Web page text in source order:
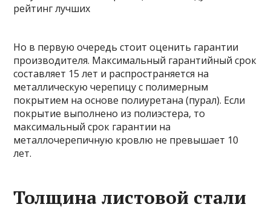
Но в первую очередь стоит оценить гарантии
производителя. Максимальный гарантийный срок
составляет 15 лет и распространяется на
металлическую черепицу с полимерным
покрытием на основе полиуретана (пурал). Если
покрытие выполнено из полиэстера, то
максимальный срок гарантии на
металлочерепичную кровлю не превышает 10
лет.
Толщина листовой стали